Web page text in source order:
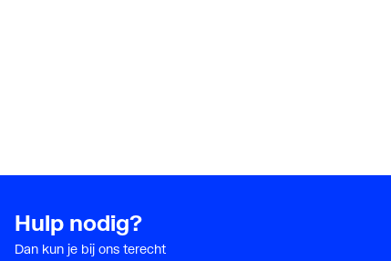
Hulp nodig?
Dan kun je bij ons terecht